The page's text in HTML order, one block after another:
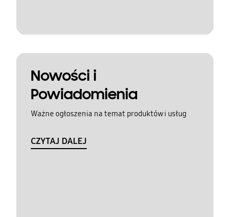
Nowości i
Powiadomienia
Ważne ogłoszenia na temat produktów i usług
CZYTAJ DALEJ